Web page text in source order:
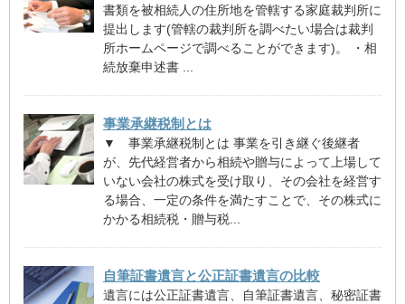
書類を被相続人の住所地を管轄する家庭裁判所に
提出します(管轄の裁判所を調べたい場合は裁判
所ホームページで調べることができます)。 ・相
続放棄申述書 ...
事業承継税制とは
▼ 事業承継税制とは 事業を引き継ぐ後継者
が、先代経営者から相続や贈与によって上場して
いない会社の株式を受け取り、その会社を経営す
る場合、一定の条件を満たすことで、その株式に
かかる相続税・贈与税...
自筆証書遺言と公正証書遺言の比較
遺言には公正証書遺言、自筆証書遺言、秘密証書